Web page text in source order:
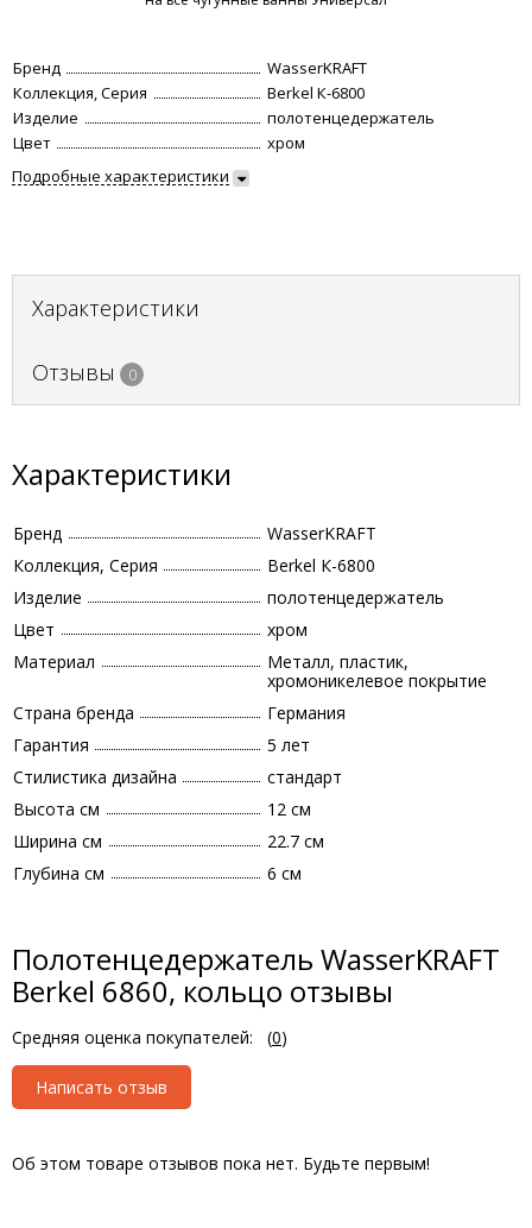
Бренд
WasserKRAFT
Коллекция, Серия
Berkel К-6800
Изделие
полотенцедержатель
Цвет
хром
Подробные характеристики
Характеристики
Отзывы 0
Характеристики
Бренд
WasserKRAFT
Коллекция, Серия
Berkel К-6800
Изделие
полотенцедержатель
Цвет
хром
Материал
Металл, пластик,
хромоникелевое покрытие
Страна бренда
Германия
Гарантия
5 лет
Стилистика дизайна
стандарт
Высота см
12 см
Ширина см
22.7 см
Глубина см
6 см
Полотенцедержатель WasserKRAFT
Berkel 6860, кольцо отзывы
Средняя оценка покупателей: (0)
Написать отзыв
Об этом товаре отзывов пока нет. Будьте первым!